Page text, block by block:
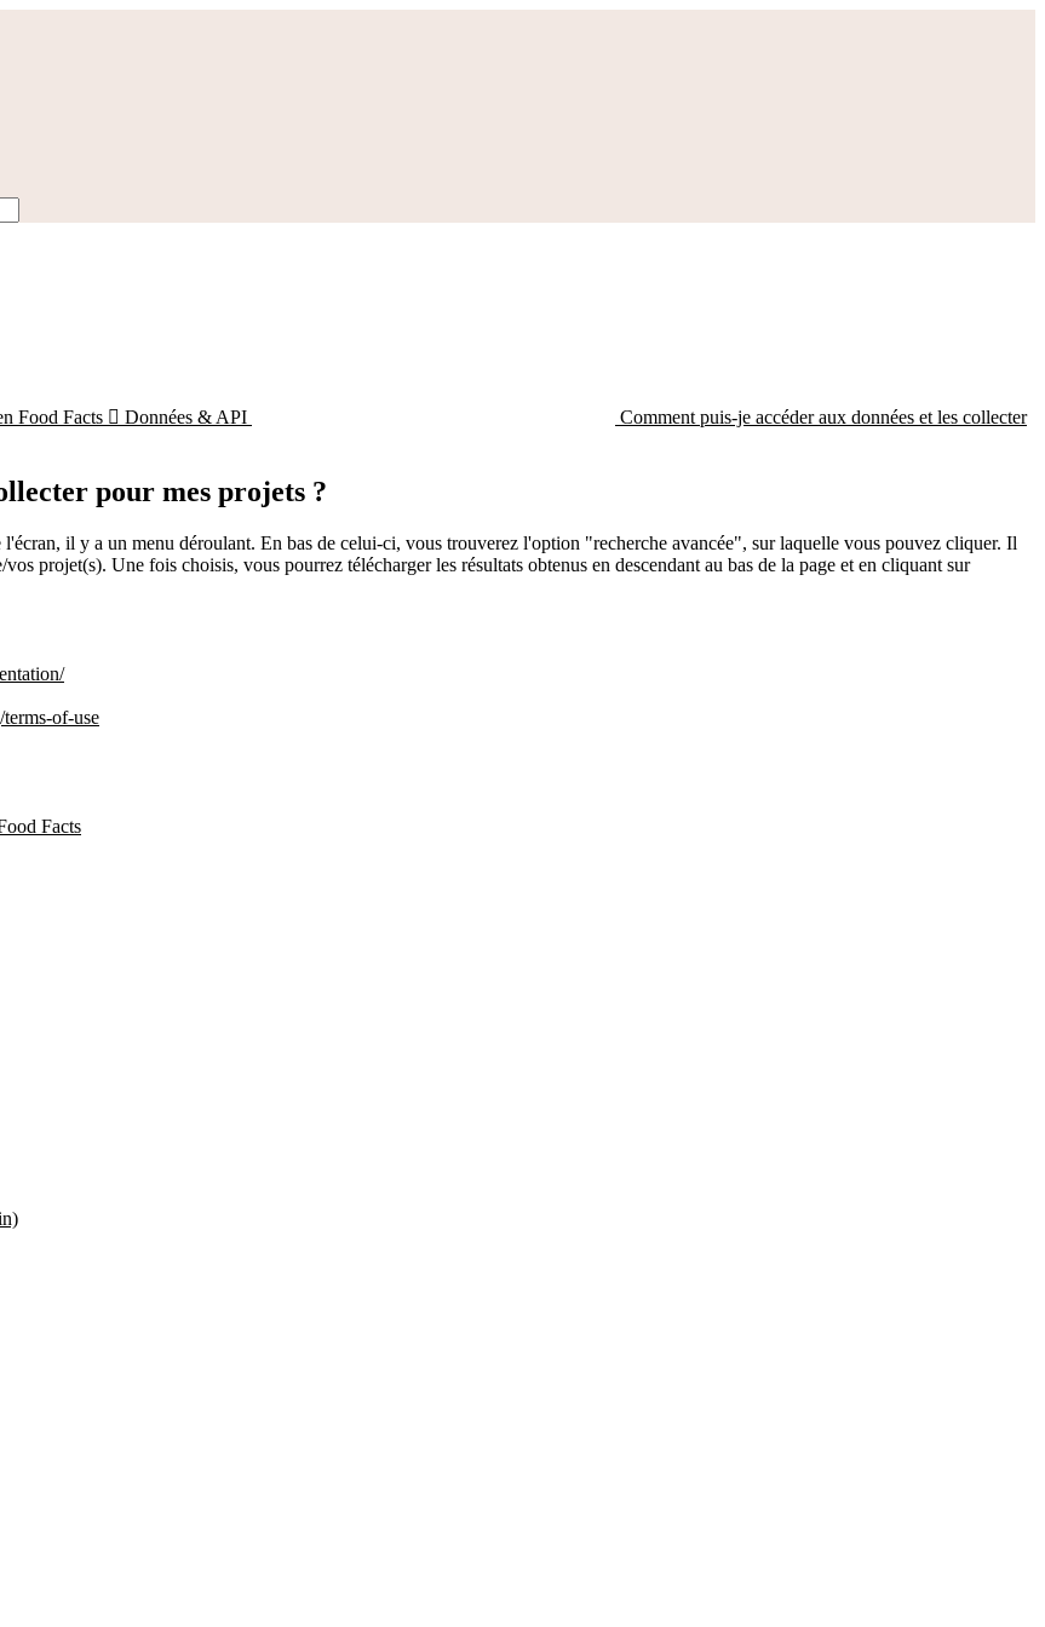
Food Facts  Données & API
Comment puis-je accéder aux données et les collecter
pour mes projets ?
il y a un menu déroulant. En bas de celui-ci, vous trouverez l'option "recherche avancée", sur laquelle vous pouvez cliquer. Il
projet(s). Une fois choisis, vous pourrez télécharger les résultats obtenus en descendant au bas de la page et en cliquant sur
of-use
Facts